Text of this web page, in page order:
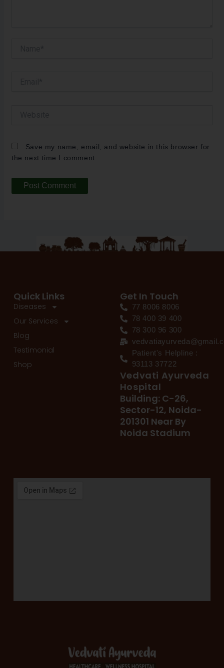
Save my name, email, and website in this browser for
the next time I comment.
Quick Links
Diseases
Our Services
Blog
Testimonial
Shop
Get In Touch
77 8006 8006
78 400 39 400
78 300 96 300
Patient's Helpline :
93113 37722
Vedvati Ayurveda
Hospital
Building: C-26,
Sector-12, Noida-
201301 Near By
Noida Stadium